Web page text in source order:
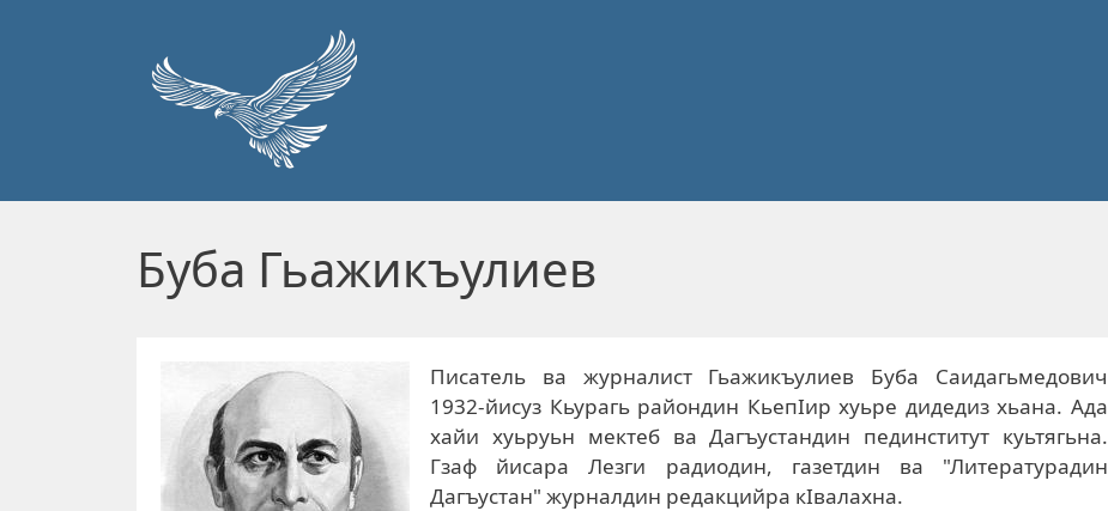
Буба Гьажикъулиев
Писатель ва журналист Гьажикъулиев Буба Саидагьмедович
1932-йисуз Кьурагь райондин КьепIир хуьре дидедиз хьана. Ада
хайи хуьруьн мектеб ва Дагъустандин пединститут куьтягьна.
Гзаф йисара Лезги радиодин, газетдин ва "Литературадин
Дагъустан" журналдин редакцийра кIвалахна.